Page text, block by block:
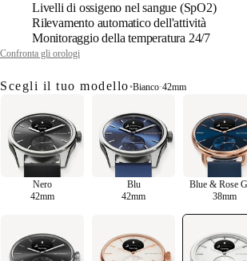
Livelli di ossigeno nel sangue (SpO2)
Rilevamento automatico dell'attività
Monitoraggio della temperatura 24/7
Confronta gli orologi
Scegli il tuo modello•Bianco·42mm
Nero
42mm
Blu
42mm
Blue & Rose
38mm